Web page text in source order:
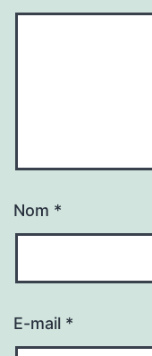
Nom *
E-mail *